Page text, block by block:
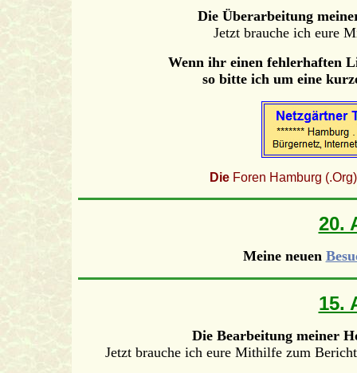
Die Überarbeitung
Jetzt brauche ich eure
Wenn ihr einen fehlerhaften
so bitte ich um eine
DieForen Hamburg
20.
Meine neuen
15.
Die Bearbeitung meiner
Jetzt brauche ich eure Mithilfe zum